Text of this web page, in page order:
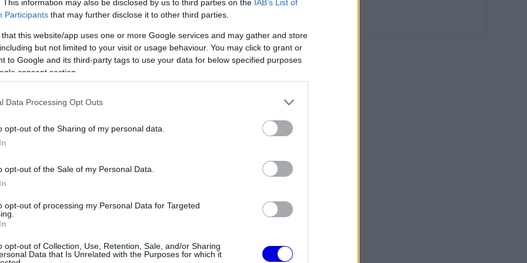
This information may also be disclosed by us to third parties on the IAB’s List of
Participants that may further disclose it to other third parties.
that this website/app uses one or more Google services and may gather and store
but not limited to your visit or usage behaviour. You may click to grant or
to Google and its third-party tags to use your data for below specified purposes
consent section.
Data Processing Opt Outs
opt-out of the Sharing of my personal data.
opt-out of the Sale of my Personal Data.
opt-out of processing my Personal Data for Targeted
opt-out of Collection, Use, Retention, Sale, and/or Sharing
Data that Is Unrelated with the Purposes for which it
is nagyobb szerepet kaphat a köridőkben.
fogja kíméletlenül kihasználni.
válthatja Carlos
A Ferrari olyan útra lépett amely